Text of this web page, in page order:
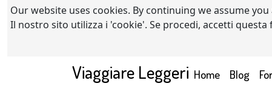
Our website uses cookies. By continuing we assume
Il nostro sito utilizza i 'cookie'. Se procedi, accetti questa
Viaggiare Leggeri Home(current)
Blog